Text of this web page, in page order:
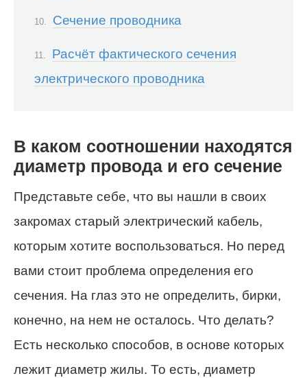
Сечение проводника
Расчёт фактического сечения
электрического проводника
В каком соотношении находятся
диаметр провода и его сечение
Представьте себе, что вы нашли в своих
закромах старый электрический кабель,
которым хотите воспользоваться. Но перед
вами стоит проблема определения его
сечения. На глаз это не определить, бирки,
конечно, на нем не осталось. Что делать?
Есть несколько способов, в основе которых
лежит диаметр жилы. То есть, диаметр